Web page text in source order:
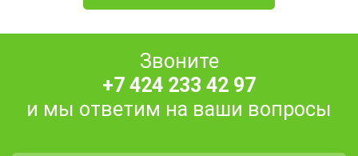
Звоните
+7 424 233 42 97
и мы ответим на ваши вопросы